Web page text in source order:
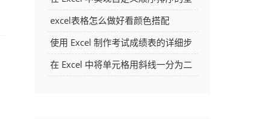
面指南
excel表格怎么做好看颜色搭配
使用 Excel 制作考试成绩表的详细步
骤及技巧
在 Excel 中将单元格用斜线一分为二